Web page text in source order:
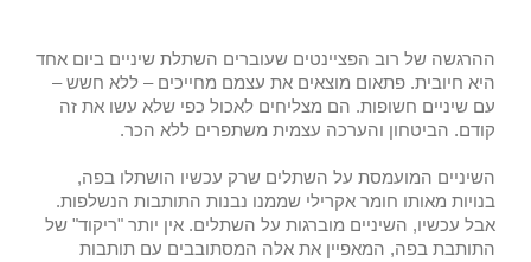
ההרגשה של רוב הפציינטים שעוברים השתלת שיניים ביום אחד
היא חיובית. פתאום מוצאים את עצמם מחייכים – ללא חשש –
עם שיניים חשופות. הם מצליחים לאכול כפי שלא עשו את זה
קודם. הביטחון והערכה עצמית משתפרים ללא הכר.
השיניים המועמסת על השתלים שרק עכשיו הושתלו בפה,
בנויות מאותו חומר אקרילי שממנו נבנות התותבות הנשלפות.
אבל עכשיו, השיניים מוברגות על השתלים. אין יותר "ריקוד" של
התותבת בפה, המאפיין את אלה המסתובבים עם תותבות